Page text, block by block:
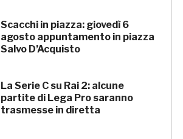
Scacchi in piazza: giovedì 6
agosto appuntamento in piazza
Salvo D’Acquisto
La Serie C su Rai 2: alcune
partite di Lega Pro saranno
trasmesse in diretta